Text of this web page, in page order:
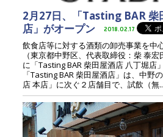
2月27日、「Tasting BAR 柴
店」がオープン
2018.02.17
飲食店等に対する酒類の卸売事業を中
（東京都中野区、代表取締役：柴 泰
に「Tasting BAR 柴田屋酒店 八丁堀店
「Tasting BAR 柴田屋酒店」は、中野
店 本店」に次ぐ２店舗目で、試飲（無